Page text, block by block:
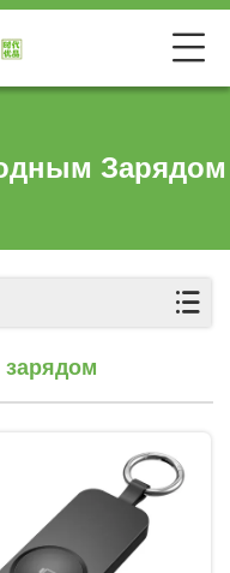
Зарядом